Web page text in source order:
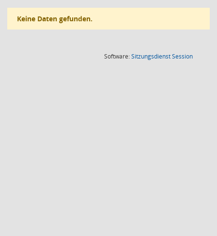
Keine Daten gefunden.
Software:SitzungsdienstSession(Wird in